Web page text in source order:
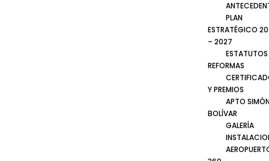
PLAN
ESTRATÉGICO
– 2027
ESTATUTOS
REFORMAS
Y PREMIOS
APTO
BOLÍVAR
GALERÍA